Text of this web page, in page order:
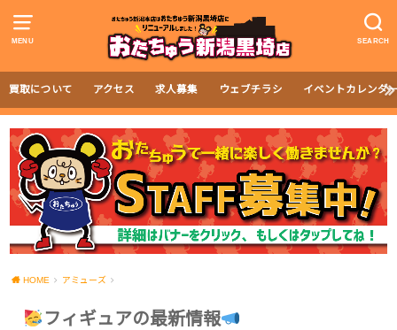
MENU SEARCH
買取について アクセス 求人募集 ウェブチラシ イベントカレンダ
HOME アミューズ
フィギュアの最新情報